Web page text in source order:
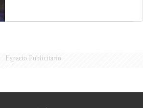
Espacio Publicitario